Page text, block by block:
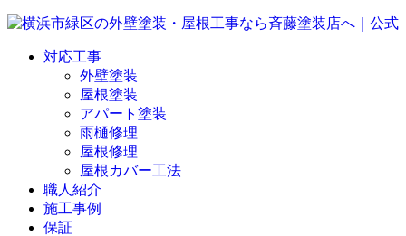
対応工事
外壁塗装
屋根塗装
アパート塗装
雨樋修理
屋根修理
屋根カバー工法
職人紹介
施工事例
保証